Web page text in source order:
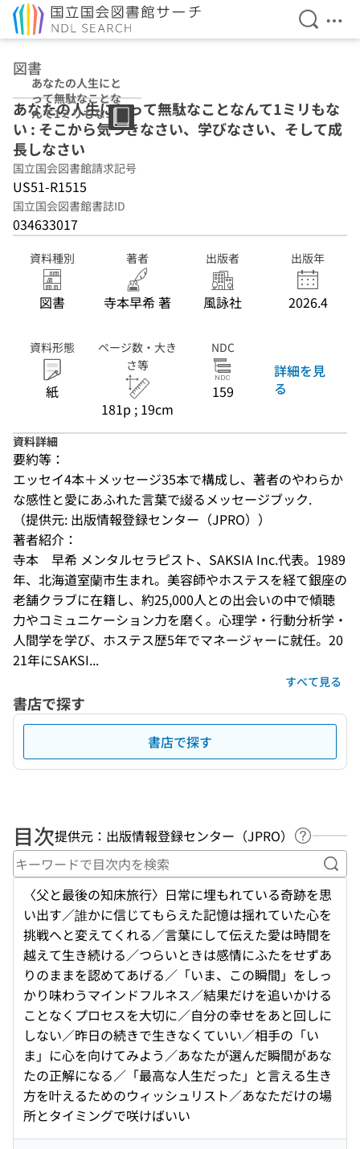
検索を
メ
図書
あなたの人生にと
って無駄なことな
んて1ミリもない :
そこから気づきな
さい、学びなさ
い、そして成長し
なさい
あなたの人生にとって無駄なことなんて1ミリもな
い : そこから気づきなさい、学びなさい、そして成
長しなさい
国立国会図書館請求記号
US51-R1515
国立国会図書館書誌ID
034633017
資料種別
図書
著者
寺本早希 著
出版者
風詠社
出版年
2026.4
資料形態
紙
ページ数・大き
さ等
181p ; 19cm
NDC
159
詳細を見
る
資料詳細
要約等：
エッセイ4本＋メッセージ35本で構成し、著者のやわらか
な感性と愛にあふれた言葉で綴るメッセージブック.
（提供元: 出版情報登録センター（JPRO））
著者紹介：
寺本　早希 メンタルセラピスト、SAKSIA Inc.代表。1989
年、北海道室蘭市生まれ。美容師やホステスを経て銀座の
老舗クラブに在籍し、約25,000人との出会いの中で傾聴
力やコミュニケーション力を磨く。心理学・行動分析学・
人間学を学び、ホステス歴5年でマネージャーに就任。20
21年にSAKSI...
すべて見る
書店で探す
書店で探す
目次提供元：出版情報登録センター（JPRO）
ヘルプペ
キ
〈父と最後の知床旅行〉日常に埋もれている奇跡を思
い出す／誰かに信じてもらえた記憶は揺れていた心を
挑戦へと変えてくれる／言葉にして伝えた愛は時間を
越えて生き続ける／つらいときは感情にふたをせずあ
りのままを認めてあげる／「いま、この瞬間」をしっ
かり味わうマインドフルネス／結果だけを追いかける
ことなくプロセスを大切に／自分の幸せをあと回しに
しない／昨日の続きで生きなくていい／相手の「い
ま」に心を向けてみよう／あなたが選んだ瞬間があな
たの正解になる／「最高な人生だった」と言える生き
方を叶えるためのウィッシュリスト／あなただけの場
所とタイミングで咲けばいい